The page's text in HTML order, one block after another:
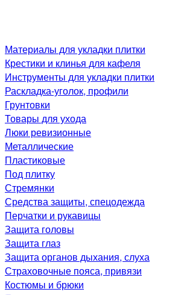
Материалы для укладки плитки
Крестики и клинья для кафеля
Инструменты для укладки плитки
Раскладка-уголок, профили
Грунтовки
Товары для ухода
Люки ревизионные
Металлические
Пластиковые
Под плитку
Стремянки
Средства защиты, спецодежда
Перчатки и рукавицы
Защита головы
Защита глаз
Защита органов дыхания, слуха
Страховочные пояса, привязи
Костюмы и брюки